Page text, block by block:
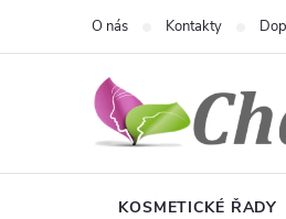
O nás Kontakty
KOSMETICKÉ ŘADY